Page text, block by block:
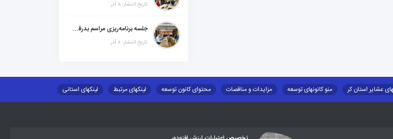
تاریخ انتشار: ۸ آذر
جلسه برنامه‌ریزی مراسم بدرقه شهید والامقام "رهبرشهید ایران"
تاریخ انتشار: ۸ آذر
عشایر استان کر منو کانونهای توسعه مزایدات و مناقصات محتوای کانون توسعه لینکهای مرتبط
لینکهای استانی